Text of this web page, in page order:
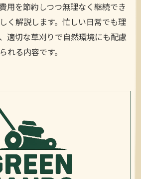
用を節約しつつ無理なく継続でき
く解説します。忙しい日常でも理
適切な草刈りで自然環境にも配慮
れる内容です。